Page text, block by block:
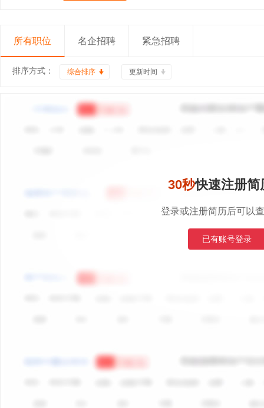
所有职位 名企招聘 紧急招聘
排序方式： 综合排序 更新时间
30秒快速注册简
登录或注册简历后可以
已有账号登录